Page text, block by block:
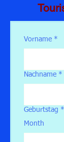
Vorname *
Nachname *
Geburtstag *
Month